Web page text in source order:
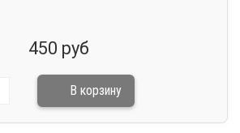
450 руб